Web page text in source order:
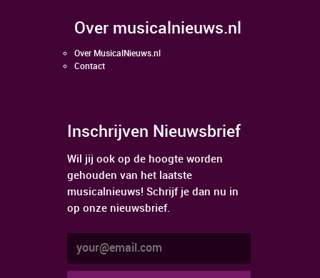
over musicalnieuws.nl
Over MusicalNieuws.nl
Contact
Inschrijven Nieuwsbrief
Wil jij ook op de hoogte worden
gehouden van het laatste
musicalnieuws! Schrijf je dan nu in
op onze nieuwsbrief.